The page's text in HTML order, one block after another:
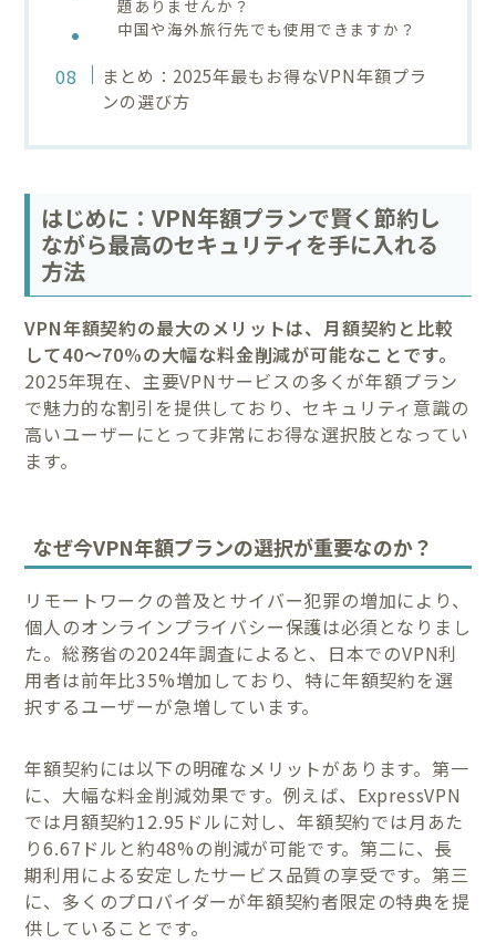
題ありませんか？
中国や海外旅行先でも使用できますか？
まとめ：2025年最もお得なVPN年額プラ
ンの選び方
はじめに：VPN年額プランで賢く節約し
ながら最高のセキュリティを手に入れる
方法
VPN年額契約の最大のメリットは、月額契約と比較
して40〜70%の大幅な料金削減が可能なことです。
2025年現在、主要VPNサービスの多くが年額プラン
で魅力的な割引を提供しており、セキュリティ意識の
高いユーザーにとって非常にお得な選択肢となってい
ます。
なぜ今VPN年額プランの選択が重要なのか？
リモートワークの普及とサイバー犯罪の増加により、
個人のオンラインプライバシー保護は必須となりまし
た。総務省の2024年調査によると、日本でのVPN利
用者は前年比35%増加しており、特に年額契約を選
択するユーザーが急増しています。
年額契約には以下の明確なメリットがあります。第一
に、大幅な料金削減効果です。例えば、ExpressVPN
では月額契約12.95ドルに対し、年額契約では月あた
り6.67ドルと約48%の削減が可能です。第二に、長
期利用による安定したサービス品質の享受です。第三
に、多くのプロバイダーが年額契約者限定の特典を提
供していることです。